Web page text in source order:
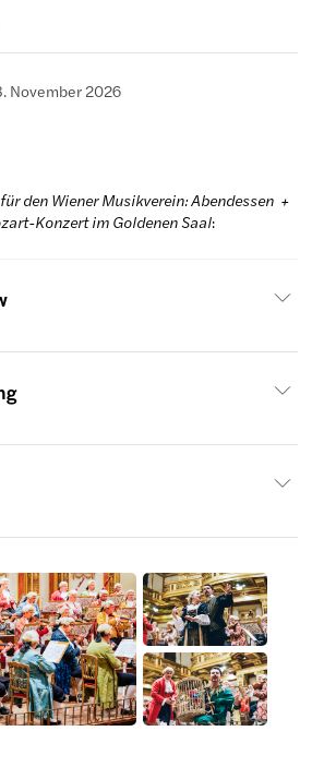
November 2026
für den Wiener Musikverein: Abendessen +
Konzert im Goldenen Saal: